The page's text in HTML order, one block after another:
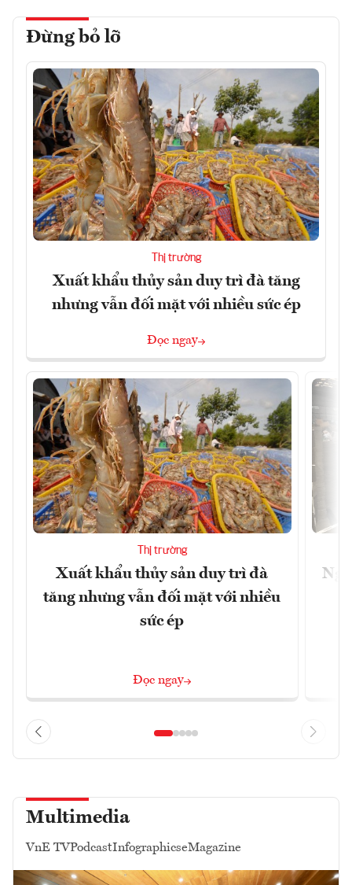
Đừng bỏ lỡ
Thị trường
Xuất khẩu thủy sản duy trì đà tăng
nhưng vẫn đối mặt với nhiều sức ép
Đọc ngay
Thị trường
Xuất khẩu thủy sản duy trì đà
tăng nhưng vẫn đối mặt với nhiều
sức ép
Đọc ngay
Multimedia
VnE TVPodcastInfographicseMagazine